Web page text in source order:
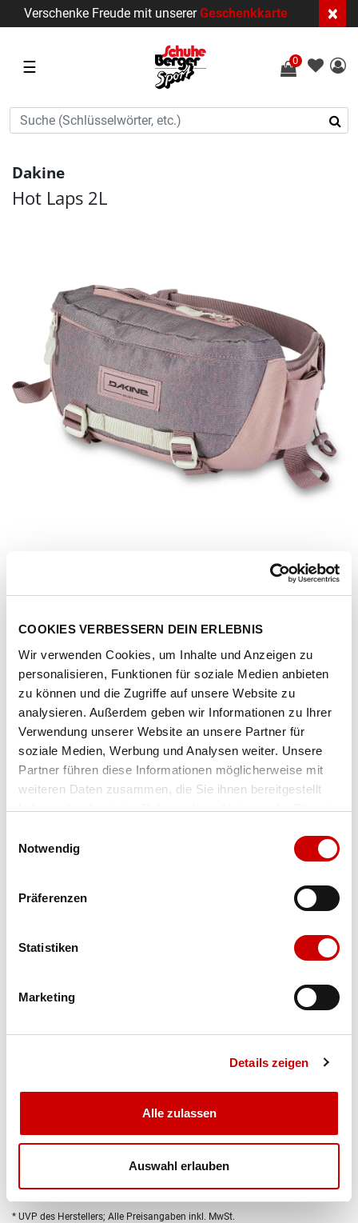
COOKIES VERBESSERN DEIN ERLEBNIS
Wir verwenden Cookies, um Inhalte und Anzeigen zu
personalisieren, Funktionen für soziale Medien anbieten
zu können und die Zugriffe auf unsere Website zu
analysieren. Außerdem geben wir Informationen zu Ihrer
Verwendung unserer Website an unsere Partner für
soziale Medien, Werbung und Analysen weiter. Unsere
Partner führen diese Informationen möglicherweise mit
weiteren Daten zusammen, die Sie ihnen bereitgestellt
haben oder die sie im Rahmen Ihrer Nutzung der Dienste
Notwendig
Präferenzen
Statistiken
Marketing
Details zeigen
Alle zulassen
Auswahl erlauben
Verschenke Freude mit unsererGeschenkkarte ×
☰ 0
Dakine
Hot Laps 2L
Artikel-Nr.160920-1141-2374
Farbe sparrow
IN DEN WARENKORB
Bis 17:00 Uhr bestellen: morgen geliefert - ab CHF 50.00
Produktbeschreibung
* UVP des Herstellers; Alle Preisangaben inkl. MwSt.